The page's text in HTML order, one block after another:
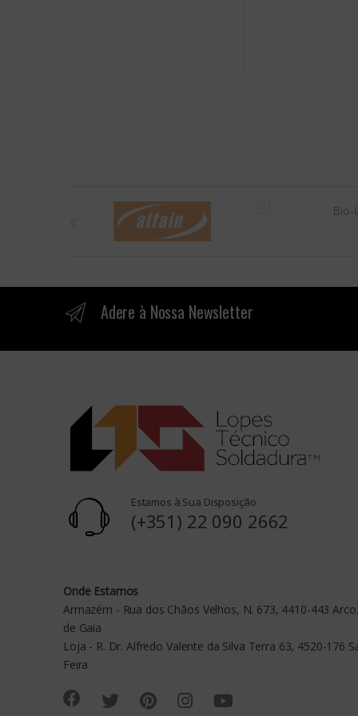
n
s
Adere à Nossa Newsletter
Estamos à Sua Disposição
(+351) 22 090 2662
Onde Estamos
Armazém - Rua dos Chãos Velhos, N. 673, 4410-443
de Gaia
Loja - R. Dr. Alfredo Valente da Silva Terra 63, 4520-176
Feira